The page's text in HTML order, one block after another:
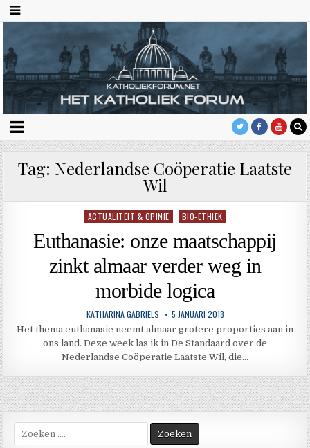
Tag: Nederlandse Coöperatie Laatste
Wil
Geplaatst
ACTUALITEIT & OPINIE BIO-ETHIEK
Euthanasie: onze maatschappij
zinkt almaar verder weg in
morbide logica
KATHARINA GABRIELS 5 JANUARI 2018
Het thema euthanasie neemt almaar grotere proporties aan in
ons land. Deze week las ik in De Standaard over de
Nederlandse Coöperatie Laatste Wil, die…
naar: